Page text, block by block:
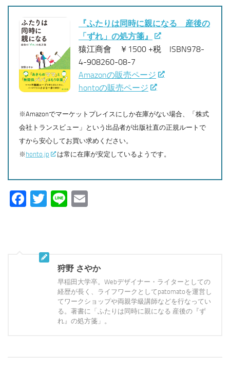
『ふたりは同時に親になる 産後の
「ずれ」の処方箋』
猿江商會 ￥1500 +税 ISBN978-
4-908260-08-7
Amazonの販売ページ
hontoの販売ページ
※Amazonでマーケットプレイスにしか在庫がない場合、「株式
会社トランスビュー」という出品者が出版社直の正規ルートで
すから安心してお買い求めください。
※ honto.jp は常に在庫が安定しているようです。
Facebook
Twitter
Line
狩野 さやか
早稲田大学卒。Webデザイナー・ライターとしての
経歴が長く、ライフワークとしてpatomatoを運営し
てワークショップや両親学級講師などを行なってい
る。著書に「ふたりは同時に親になる 産後の『ず
れ』の処方箋」。